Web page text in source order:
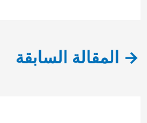
→ المقالة السابقة